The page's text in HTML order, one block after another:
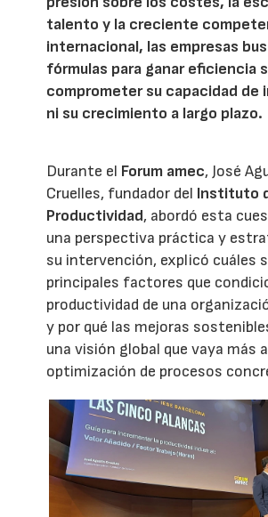
talento y la creciente
internacional, las empresas
fórmulas para ganar eficiencia
comprometer su capacidad de
ni su crecimiento a largo plazo.
Durante el Forum amec, José
Cruelles, fundador del Instituto
Productividad, abordó esta
una perspectiva práctica y
su intervención, explicó cuáles
principales factores que
productividad de una
y por qué las mejoras
una visión global que vaya más
optimización de procesos